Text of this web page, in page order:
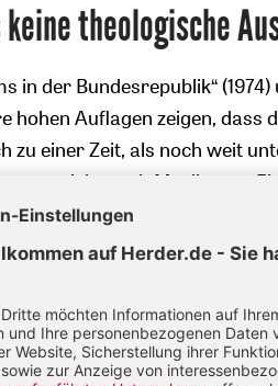
theologische
in der Bundesrepublik“
hohen Auflagen zeigen,
zu einer Zeit, als noch weit
mit Muslimen –
der Evangelischen Kirche
zu einer Zeit, zu der in der
lebten, davon etwa 1,25
Tenor „Vorurteile
vom Kirchlichen Außenamt
sehr unaufgeregt